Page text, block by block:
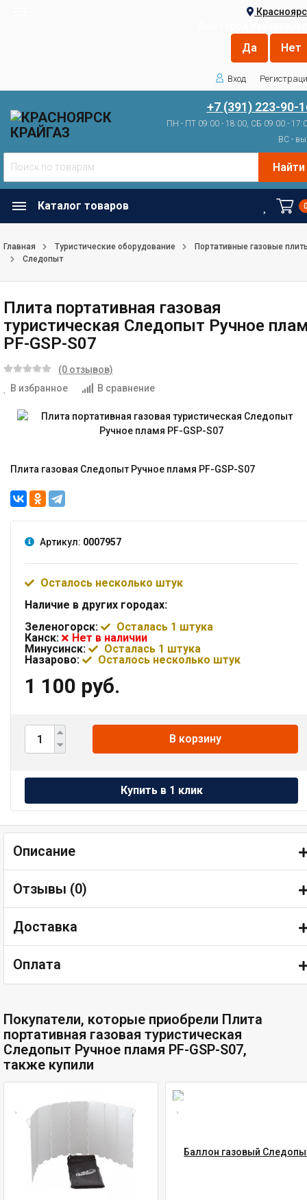
Вход
+7 (391) 223-90-
ПН - ПТ 09:00 - 18:00, СБ 09:00 -
ВС -
Найти
Каталог товаров
Главная Туристические оборудование
Портативные газовые
Следопыт
Плита портативная газовая
туристическая Следопыт Ручное
PF-GSP-S07
(0 отзывов)
В избранное
В сравнение
Плита газовая Следопыт Ручное пламя PF-GSP-S07
Артикул: 0007957
Осталось несколько штук
Наличие в других городах:
Зеленогорск:
Осталась 1 штука
Канск:
Нет в наличии
Минусинск:
Осталась 1 штука
Назарово:
Осталось несколько штук
1 100 руб.
В корзину
Описание
Отзывы (0)
Доставка
Оплата
Покупатели, которые приобрели Плита
портативная газовая туристическая
Следопыт Ручное пламя PF-GSP-S07,
также купили